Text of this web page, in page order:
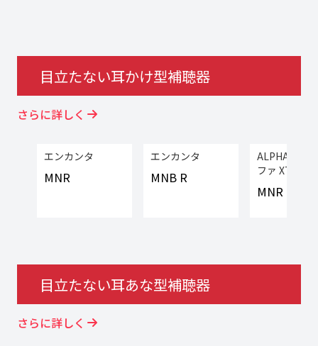
目立たない耳かけ型補聴器
さらに詳しく
エンカンタ
MNR
エンカンタ
MNB R
ALPHA XT（
ファ XT）
MNR T
目立たない耳あな型補聴器
さらに詳しく